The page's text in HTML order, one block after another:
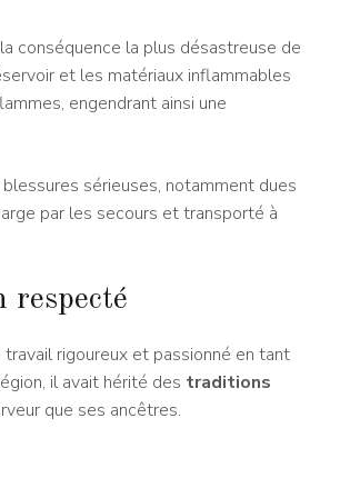
conséquence la plus désastreuse de
et les matériaux inflammables
engendrant ainsi une
sérieuses, notamment dues
par les secours et transporté à
respecté
rigoureux et passionné en tant
il avait hérité des traditions
que ses ancêtres.